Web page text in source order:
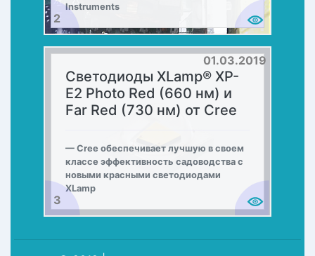
Instruments
2
Светодиоды XLamp® XP-
E2 Photo Red (660 нм) и
Far Red (730 нм) от Cree
Cree обеспечивает лучшую в своем
классе эффективность садоводства с
новыми красными светодиодами
XLamp
01.03.2019
3